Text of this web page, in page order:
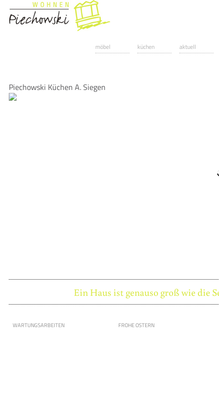
möbel küchen aktuell
Piechowski Küchen A. Siegen
Ein Haus ist genauso groß wie die
WARTUNGSARBEITEN FROHE OSTERN